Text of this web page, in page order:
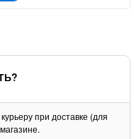
курьеру при доставке (для